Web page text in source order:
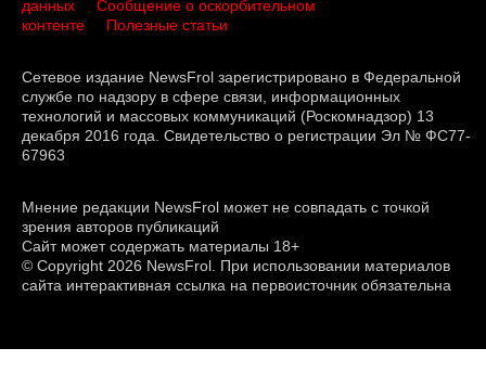
данных
Сообщение о оскорбительном
контенте
Полезные статьи
Сетевое издание NewsFrol зарегистрировано в Федеральной
службе по надзору в сфере связи, информационных
технологий и массовых коммуникаций (Роскомнадзор) 13
декабря 2016 года. Свидетельство о регистрации Эл № ФС77-
67963
Мнение редакции NewsFrol может не совпадать с точкой
зрения авторов публикаций
Сайт может содержать материалы 18+
© Copyright 2026 NewsFrol. При использовании материалов
сайта интерактивная ссылка на первоисточник обязательна